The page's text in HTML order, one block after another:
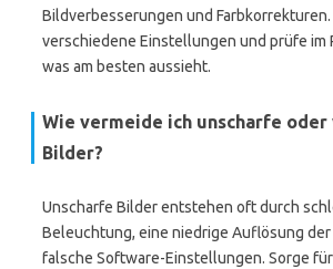
Bildverbesserungen und
verschiedene Einstellungen und prüfe im
was am besten aussieht.
Wie vermeide ich unscharfe
Bilder?
Unscharfe Bilder entstehen oft durch
Beleuchtung, eine niedrige Auflösung der
falsche Software-Einstellungen. Sorge